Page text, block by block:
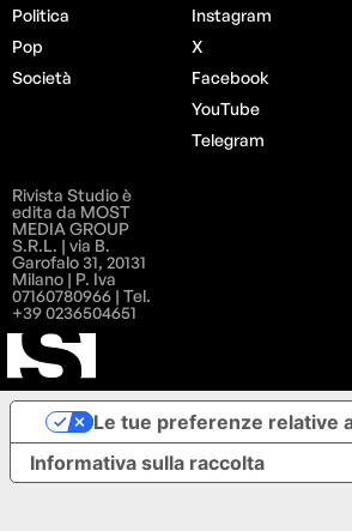
Politica
Pop
Società
Instagram
X
Facebook
YouTube
Telegram
Rivista Studio è
edita da MOST
MEDIA GROUP
S.R.L. | via B.
Garofalo 31, 20131
Milano | P. Iva
07160780966 | Tel.
+39 0236504651
Informativa sulla raccolta
Le tue preferenze relative